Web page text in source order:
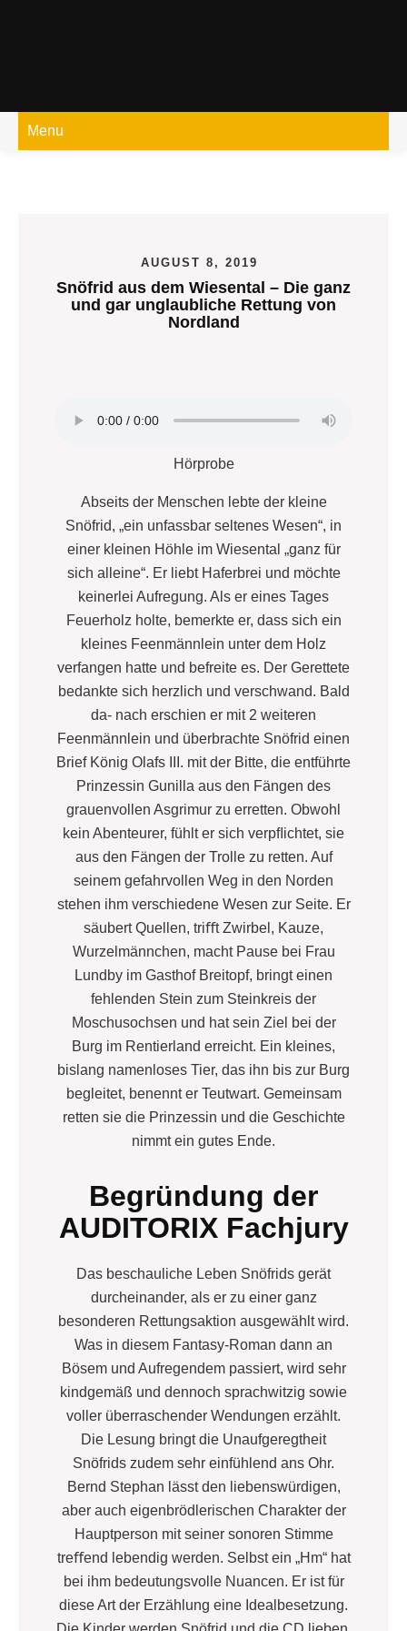
Menu
AUGUST 8, 2019
Snöfrid aus dem Wiesental – Die ganz
und gar unglaubliche Rettung von
Nordland
Hörprobe
Abseits der Menschen lebte der kleine
Snöfrid, „ein unfassbar seltenes Wesen“, in
einer kleinen Höhle im Wiesental „ganz für
sich alleine“. Er liebt Haferbrei und möchte
keinerlei Aufregung. Als er eines Tages
Feuerholz holte, bemerkte er, dass sich ein
kleines Feenmännlein unter dem Holz
verfangen hatte und befreite es. Der Gerettete
bedankte sich herzlich und verschwand. Bald
da- nach erschien er mit 2 weiteren
Feenmännlein und überbrachte Snöfrid einen
Brief König Olafs III. mit der Bitte, die entführte
Prinzessin Gunilla aus den Fängen des
grauenvollen Asgrimur zu erretten. Obwohl
kein Abenteurer, fühlt er sich verpﬂichtet, sie
aus den Fängen der Trolle zu retten. Auf
seinem gefahrvollen Weg in den Norden
stehen ihm verschiedene Wesen zur Seite. Er
säubert Quellen, triﬀt Zwirbel, Kauze,
Wurzelmännchen, macht Pause bei Frau
Lundby im Gasthof Breitopf, bringt einen
fehlenden Stein zum Steinkreis der
Moschusochsen und hat sein Ziel bei der
Burg im Rentierland erreicht. Ein kleines,
bislang namenloses Tier, das ihn bis zur Burg
begleitet, benennt er Teutwart. Gemeinsam
retten sie die Prinzessin und die Geschichte
nimmt ein gutes Ende.
Begründung der
AUDITORIX Fachjury
Das beschauliche Leben Snöfrids gerät
durcheinander, als er zu einer ganz
besonderen Rettungsaktion ausgewählt wird.
Was in diesem Fantasy-Roman dann an
Bösem und Aufregendem passiert, wird sehr
kindgemäß und dennoch sprachwitzig sowie
voller überraschender Wendungen erzählt.
Die Lesung bringt die Unaufgeregtheit
Snöfrids zudem sehr einfühlend ans Ohr.
Bernd Stephan lässt den liebenswürdigen,
aber auch eigenbrödlerischen Charakter der
Hauptperson mit seiner sonoren Stimme
treﬀend lebendig werden. Selbst ein „Hm“ hat
bei ihm bedeutungsvolle Nuancen. Er ist für
diese Art der Erzählung eine Idealbesetzung.